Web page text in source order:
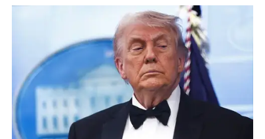
DONALD TRUMP